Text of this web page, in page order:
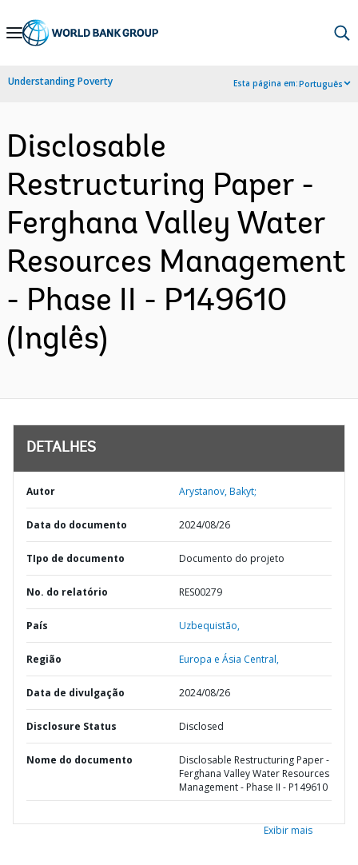
Skip
Navigation
Understanding Poverty Esta página em:Português
Disclosable
Restructuring Paper -
Ferghana Valley Water
Resources Management
- Phase II - P149610
(Inglês)
DETALHES
Autor Arystanov, Bakyt;
Data do documento 2024/08/26
TIpo de documento Documento do projeto
No. do relatório RES00279
País Uzbequistão,
Região Europa e Ásia Central,
Data de divulgação 2024/08/26
Disclosure Status Disclosed
Nome do documento
Disclosable Restructuring Paper -
Ferghana Valley Water Resources
Management - Phase II - P149610
Exibir mais